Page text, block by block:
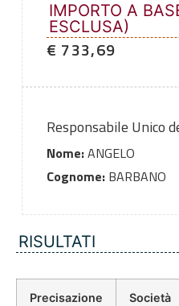
IMPORTO A
ESCLUSA)
€ 733,69
Responsabile Unico
Nome:ANGELO
Cognome:BARBANO
RISULTATI
Precisazione
Società